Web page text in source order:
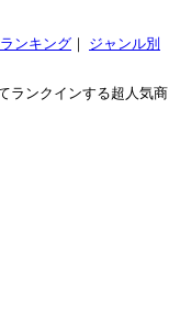
ンキング
ジャンル別
ランクインする超人気商